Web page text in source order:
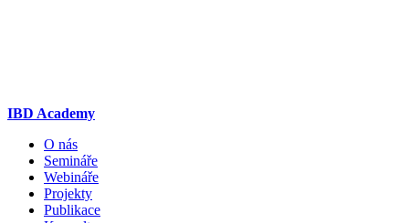
IBD Academy
O nás
Semináře
Webináře
Projekty
Publikace